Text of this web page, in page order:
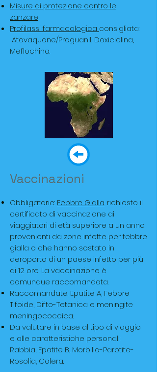
Misure di protezione contro le
zanzare;
Profilassi farmacologica consigliata:
Atovaquone/Proguanil, Doxiciclina,
Meflochina.
Vaccinazioni
Obbligatorie: Febbre Gialla. richiesto il
certificato di vaccinazione ai
viaggiatori di età superiore a un anno
provenienti da zone infette per febbre
gialla o che hanno sostato in
aeroporto di un paese infetto per più
di 12 ore. La vaccinazione è
comunque raccomandata.
Raccomandate: Epatite A, Febbre
Tifoide, Difto-Tetanica e meningite
meningococcica.
Da valutare in base al tipo di viaggio
e alle caratteristiche personali:
Rabbia, Epatite B, Morbillo-Parotite-
Rosolia, Colera.